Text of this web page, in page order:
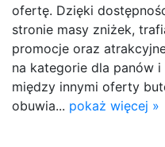
ofertę. Dzięki
stronie masy zniżek,
promocje oraz
na kategorie dla panów
między innymi oferty
obuwia... pokaż więcej »